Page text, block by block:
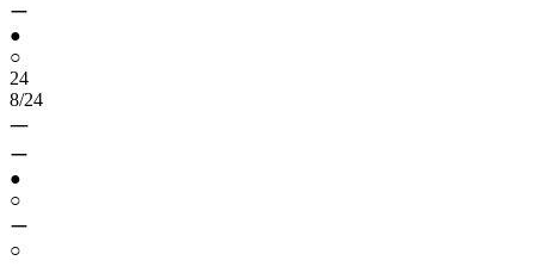
ー
●
○
24
8/24
一
ー
●
○
ー
○